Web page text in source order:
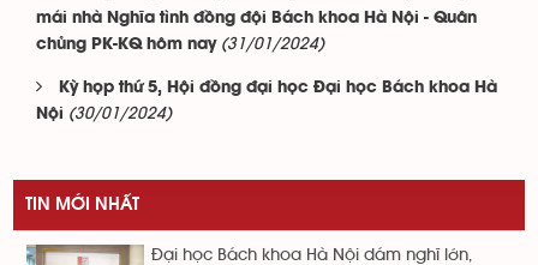
mái nhà Nghĩa tình đồng đội Bách khoa Hà Nội - Quân
chủng PK-KQ hôm nay (31/01/2024)
Kỳ họp thứ 5, Hội đồng đại học Đại học Bách khoa Hà
Nội (30/01/2024)
TIN MỚI NHẤT
Đại học Bách khoa Hà Nội dám nghĩ lớn,